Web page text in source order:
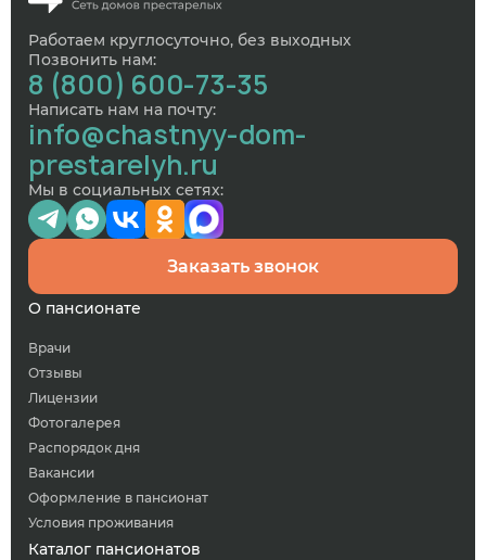
Работаем круглосуточно, без выходных
Позвонить нам:
8 (800) 600-73-35
Написать нам на почту:
info@chastnyy-dom-
prestarelyh.ru
Мы в социальных сетях:
Заказать звонок
О пансионате
Врачи
Отзывы
Лицензии
Фотогалерея
Распорядок дня
Вакансии
Оформление в пансионат
Условия проживания
Каталог пансионатов